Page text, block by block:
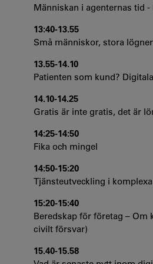
Människan i agenternas tid
13:40-13.55
Små människor, stora
13.55-14.10
Patienten som kund?
14.10-14.25
Gratis är inte gratis, det är
14:25-14:50
Fika och mingel
14:50-15:20
Tjänsteutveckling i
15:20-15:40
Beredskap för företag – Om
civilt försvar)
15.40-15.58